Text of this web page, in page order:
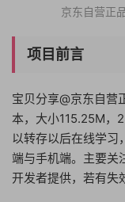
京东自营正
项目前言
宝贝分享@京东自营
本，大小115.25M，
以转存以后在线学习
端与手机端。主要关
开发者提供，若有失